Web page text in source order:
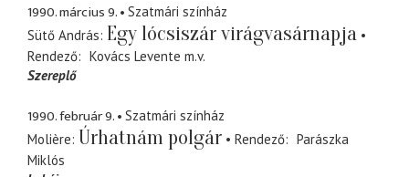
1990. március 9.
Szatmári színház
Sütő András Egy lócsiszár virágvasárnapja
Rendező Kovács Levente m.v.
Szereplő
1990. február 9.
Szatmári színház
Molière Úrhatnám polgár Rendező
Parászka
Miklós